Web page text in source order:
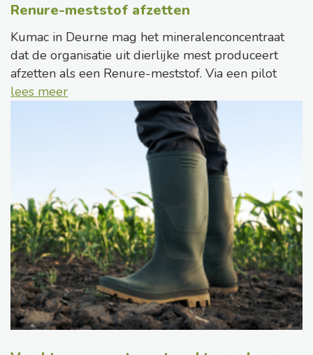
Renure-meststof afzetten
Kumac in Deurne mag het mineralenconcentraat
dat de organisatie uit dierlijke mest produceert
afzetten als een Renure-meststof. Via een pilot
lees meer